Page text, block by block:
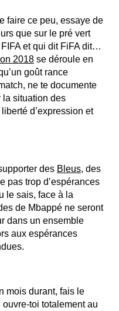
faire ce peu, essaye de
que sur le pré vert
et qui dit FiFA dit…
2018 se déroule en
goût rance
ne te documente
la situation des
d’expression et
des Bleus, des
pas trop d’espérances
le sais, face à la
de Mbappé ne seront
dans un ensemble
aux espérances
mois durant, fais le
toi totalement au